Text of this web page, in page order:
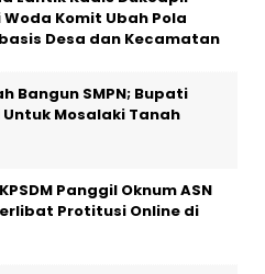
Woda Komit Ubah Pola
Desa dan Kecamatan
Bangun SMPN; Bupati
Mosalaki Tanah
Panggil Oknum ASN
Protitusi Online di